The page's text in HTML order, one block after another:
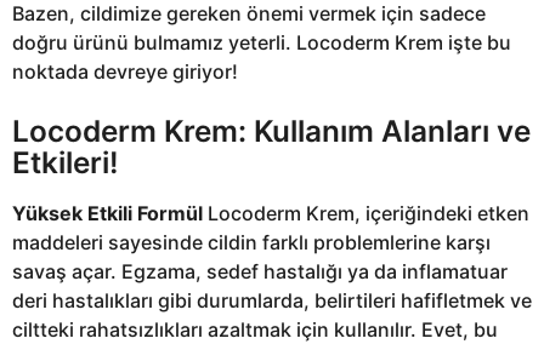
Bazen, cildimize gereken önemi vermek için sadece
doğru ürünü bulmamız yeterli. Locoderm Krem işte bu
noktada devreye giriyor!
Locoderm Krem: Kullanım Alanları ve
Etkileri!
Yüksek Etkili Formül Locoderm Krem, içeriğindeki etken
maddeleri sayesinde cildin farklı problemlerine karşı
savaş açar. Egzama, sedef hastalığı ya da inflamatuar
deri hastalıkları gibi durumlarda, belirtileri hafifletmek ve
ciltteki rahatsızlıkları azaltmak için kullanılır. Evet, bu